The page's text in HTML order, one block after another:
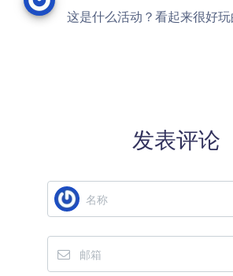
这是什么活动？看起来很好
发表评论